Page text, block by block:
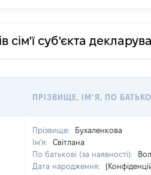
сім'ї суб'єкта
ПРІЗВИЩЕ, ІМ'Я, ПО
Прізвище:
Бухаленкова
Ім'я:
Світлана
По батькові (за наявності):
Дата народження: